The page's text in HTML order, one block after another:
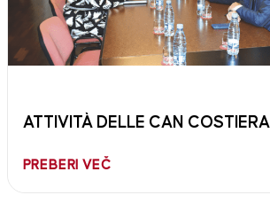
ATTIVITÀ DELLE CAN
PREBERI VEČ